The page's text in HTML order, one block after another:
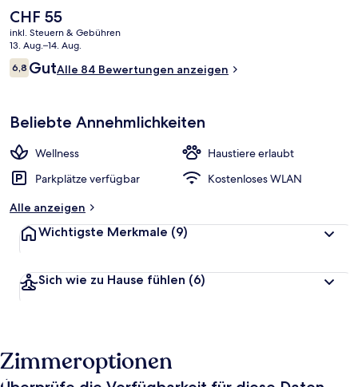
Minuten (U-Bahn-Station Wangener-Landhausstraße).
Der
aktuelle
Preis
beträgt
CHF 55.
CHF 55
inkl. Steuern & Gebühren
13. Aug.–14. Aug.
Bewertungen
6,86,8 von 10.
GutAlle 84 Bewertungen anzeigen
Beliebte Annehmlichkeiten
Wellness
Haustiere erlaubt
Parkplätze verfügbar
Kostenloses WLAN
Alle anzeigen
Wichtigste Merkmale (9)
Sich wie zu Hause fühlen (6)
Zimmeroptionen